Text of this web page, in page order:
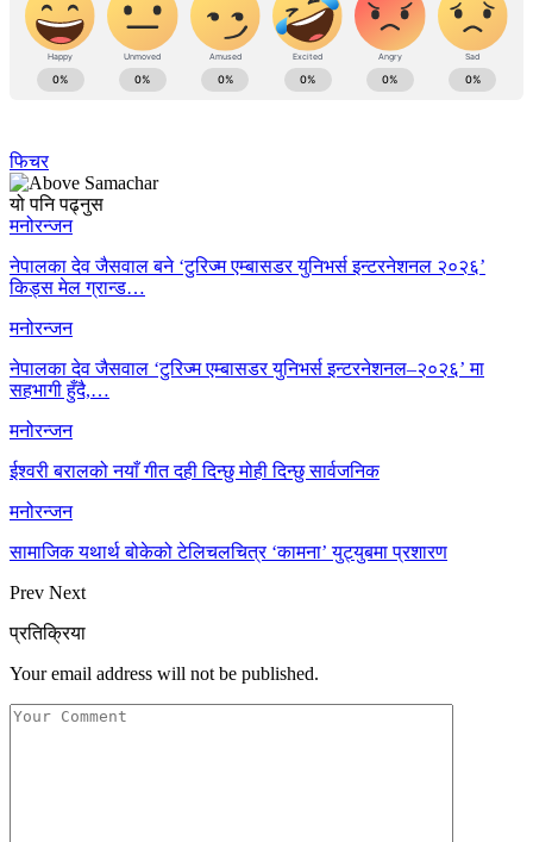
फिचर
यो पनि पढ्नुस
मनोरन्जन
नेपालका देव जैसवाल बने ‘टुरिज्म एम्बासडर युनिभर्स इन्टरनेशनल २०२६’
किड्स मेल ग्रान्ड…
मनोरन्जन
नेपालका देव जैसवाल ‘टुरिज्म एम्बासडर युनिभर्स इन्टरनेशनल–२०२६’ मा
सहभागी हुँदै,…
मनोरन्जन
ईश्वरी बरालको नयाँ गीत दही दिन्छु मोही दिन्छु सार्वजनिक
मनोरन्जन
सामाजिक यथार्थ बोकेको टेलिचलचित्र ‘कामना’ युट्युबमा प्रशारण
Prev Next
प्रतिक्रिया
Your email address will not be published.